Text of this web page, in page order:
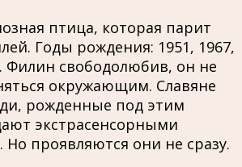
птица, которая парит
Годы рождения: 1951, 1967,
Филин свободолюбив, он не
окружающим. Славяне
рожденные под этим
экстрасенсорными
Но проявляются они не сразу.